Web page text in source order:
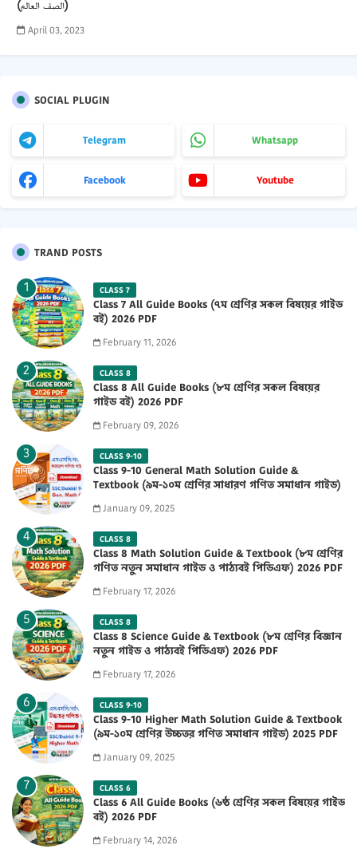
(الصف العالم)
April 03, 2023
SOCIAL PLUGIN
Telegram Whatsapp
Facebook Youtube
TRAND POSTS
CLASS 7
Class 7 All Guide Books (৭ম শ্রেণির সকল বিষয়ের গাইড
বই) 2026 PDF
February 11, 2026
CLASS 8
Class 8 All Guide Books (৮ম শ্রেণির সকল বিষয়ের
গাইড বই) 2026 PDF
February 09, 2026
CLASS 9-10
Class 9-10 General Math Solution Guide &
Textbook (৯ম-১০ম শ্রেণির সাধারণ গণিত সমাধান গাইড)
January 09, 2025
CLASS 8
Class 8 Math Solution Guide & Textbook (৮ম শ্রেণির
গণিত নতুন সমাধান গাইড ও পাঠ্যবই পিডিএফ) 2026 PDF
February 17, 2026
CLASS 8
Class 8 Science Guide & Textbook (৮ম শ্রেণির বিজ্ঞান
নতুন গাইড ও পাঠ্যবই পিডিএফ) 2026 PDF
February 17, 2026
CLASS 9-10
Class 9-10 Higher Math Solution Guide & Textbook
(৯ম-১০ম শ্রেণির উচ্চতর গণিত সমাধান গাইড) 2025 PDF
January 09, 2025
CLASS 6
Class 6 All Guide Books (৬ষ্ঠ শ্রেণির সকল বিষয়ের গাইড
বই) 2026 PDF
February 14, 2026